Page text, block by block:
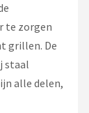
te zorgen
grillen. De
staal
alle delen,